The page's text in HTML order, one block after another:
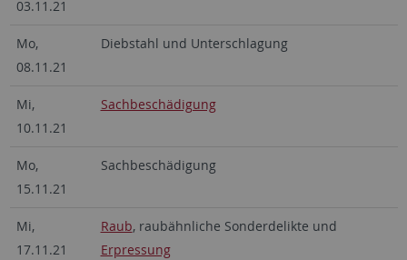
03.11.21
Mo,
08.11.21
Diebstahl und Unterschlagung
Mi,
10.11.21
Sachbeschädigung
Mo,
15.11.21
Sachbeschädigung
Mi,
17.11.21
Raub, raubähnliche Sonderdelikte und
Erpressung